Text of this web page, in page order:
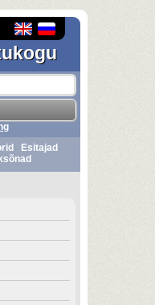
Esitajad